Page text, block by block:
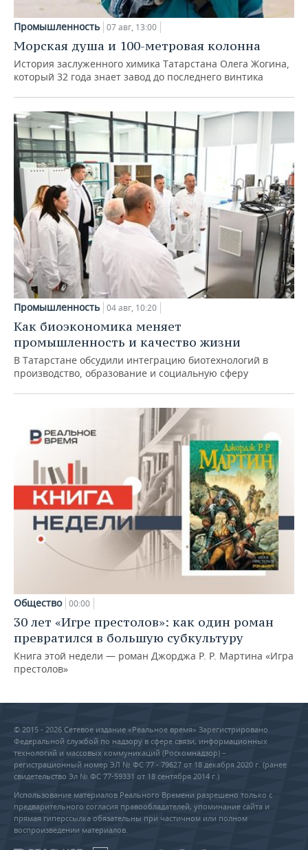
Промышленность 07 авг, 13:00
Морская душа и 100-метровая колонна
История заслуженного химика Татарстана Олега Жогина,
который 32 года знает завод до последнего винтика
Промышленность 04 авг, 10:20
Как биоэкономика меняет
промышленность и качество жизни
В Татарстане обсудили интеграцию биотехнологий в
производство, образование и социальную сферу
Общество 00:00
30 лет «Игре престолов»: как один роман
превратился в большую субкультуру
Книга этой недели — роман Джорджа Р. Р. Мартина «Игра
престолов»
© 2015 - 2026 Сетевое издание «Реальное время» Зарегистрировано
Федеральной службой по надзору в сфере связи, информационных
технологий и массовых коммуникаций (Роскомнадзор) –
регистрационный номер ЭЛ № ФС 77 - 79627 от 18 декабря 2020 г. (ранее
свидетельство Эл № ФС 77-59331 от 18 сентября 2014 г.)
Использование материалов Реального Времени разрешено только с
предварительного согласия правообладателей, упоминание сайта и
прямая гиперссылка обязательны при частичном или полном
воспроизведении материалов.